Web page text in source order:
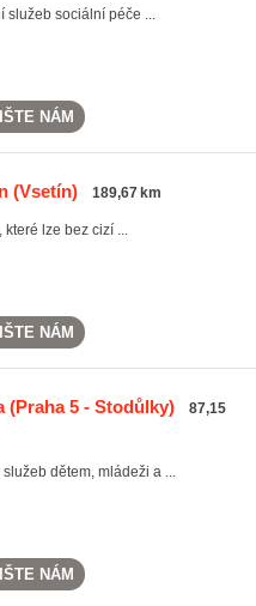
služeb sociální péče ...
NÁM
(Vsetín) 189,67 km
lze bez cizí ...
NÁM
(Praha 5 - Stodůlky)
87,15
dětem, mládeži a ...
NÁM